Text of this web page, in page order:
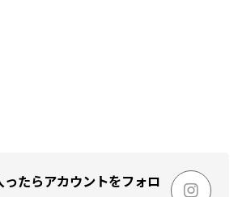
たらアカウントをフォロ